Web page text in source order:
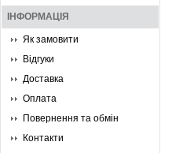
ІНФОРМАЦІЯ
Як замовити
Відгуки
Доставка
Оплата
Повернення та обмін
Контакти